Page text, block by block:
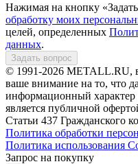
Нажимая на кнопку
обработку моих
целей, определенных
данных.
Задать вопрос
© 1991-2026 METALL.RU,
ваше внимание на то, что
информационный
является публичной
Статьи 437 Гражданского
Политика обработки
Политика использования
Запрос на покупку